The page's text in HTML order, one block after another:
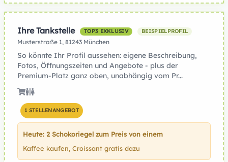
Ihre Tankstelle TOP3 EXKLUSIV BEISPIELPROFIL
Musterstraße 1, 81243 München
So könnte Ihr Profil aussehen: eigene Beschreibung,
Fotos, Öffnungszeiten und Angebote - plus der
Premium-Platz ganz oben, unabhängig vom Pr...
1 STELLENANGEBOT
Heute: 2 Schokoriegel zum Preis von einem
Kaffee kaufen, Croissant gratis dazu